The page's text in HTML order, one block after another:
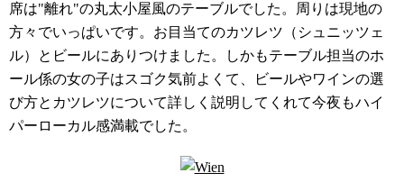
席は"離れ"の丸太小屋風のテーブルでした。周りは現地の
方々でいっぱいです。お目当てのカツレツ（シュニッツェ
ル）とビールにありつけました。しかもテーブル担当のホ
ール係の女の子はスゴク気前よくて、ビールやワインの選
び方とカツレツについて詳しく説明してくれて今夜もハイ
パーローカル感満載でした。